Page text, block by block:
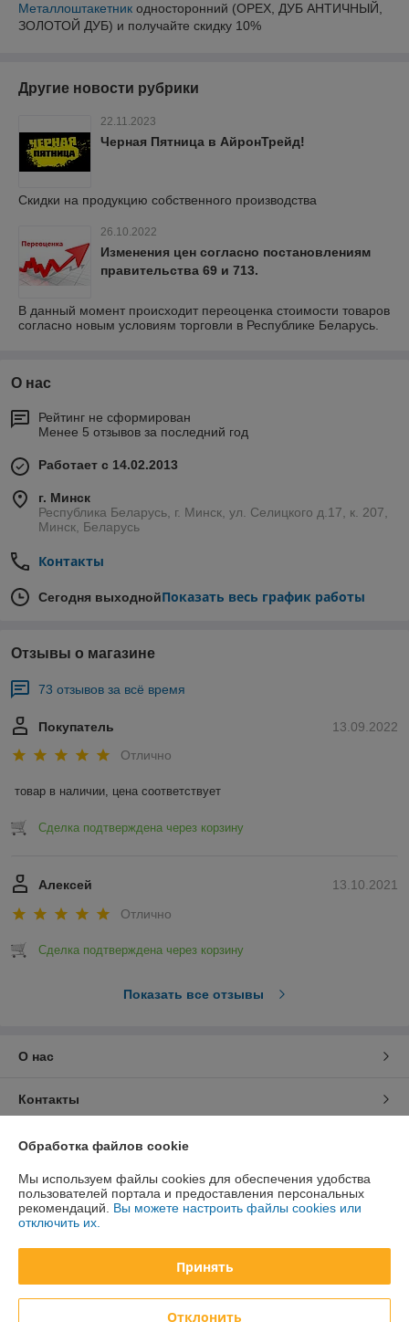
Металлоштакетник односторонний (ОРЕХ, ДУБ АНТИЧНЫЙ,
ЗОЛОТОЙ ДУБ) и получайте скидку 10%
Другие новости рубрики
22.11.2023
Черная Пятница в АйронТрейд!
Скидки на продукцию собственного производства
26.10.2022
Изменения цен согласно постановлениям
правительства 69 и 713.
В данный момент происходит переоценка стоимости товаров
согласно новым условиям торговли в Республике Беларусь.
О нас
Рейтинг не сформирован
Менее 5 отзывов за последний год
Работает с 14.02.2013
г. Минск
Республика Беларусь, г. Минск, ул. Селицкого д.17, к. 207,
Минск, Беларусь
Контакты
Сегодня выходнойПоказать весь график работы
Отзывы о магазине
73 отзывов за всё время
13.09.2022
Покупатель
Отлично
товар в наличии, цена соответствует
Сделка подтверждена через корзину
13.10.2021
Алексей
Отлично
Сделка подтверждена через корзину
Показать все отзывы
О нас
Контакты
Доставка и оплата
График работы
Полная версия сайта
Политика обработки cookies
Сайт создан на платформе Deal.by
Обработка файлов cookie
Мы используем файлы cookies для обеспечения удобства
пользователей портала и предоставления персональных
рекомендаций. Вы можете настроить файлы cookies или
отключить их.
Принять
Отклонить